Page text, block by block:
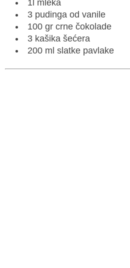
1l mleka
3 pudinga od vanile
100 gr crne čokolade
3 kašika šećera
200 ml slatke pavlake